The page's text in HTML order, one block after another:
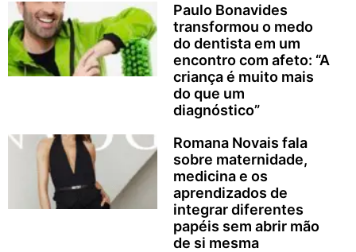
Paulo Bonavides
transformou o medo
do dentista em um
encontro com afeto: “A
criança é muito mais
do que um
diagnóstico”
Romana Novais fala
sobre maternidade,
medicina e os
aprendizados de
integrar diferentes
papéis sem abrir mão
de si mesma